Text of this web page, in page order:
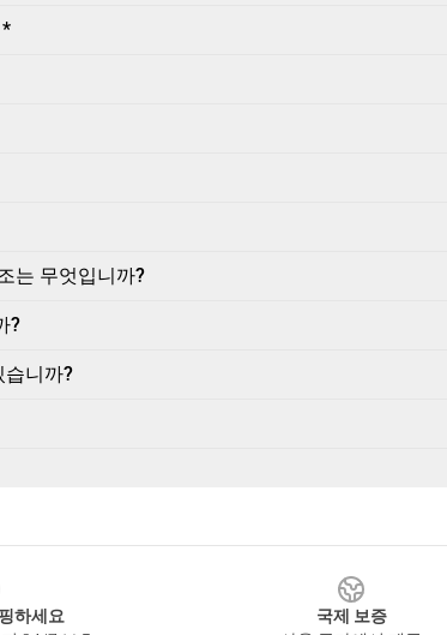
는 무엇입니까?
?
습니까?
하세요
국제 보증